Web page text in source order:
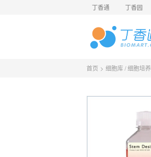
丁香通 丁香园
首页 > 细胞库 / 细胞培养